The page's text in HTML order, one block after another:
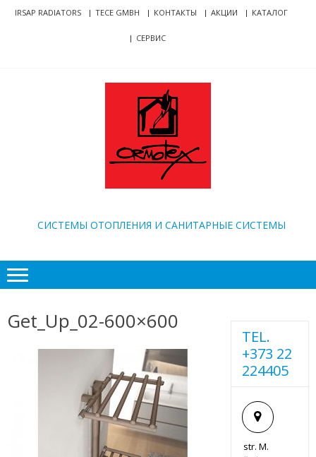
Skip
SkipIRSAP RADIATORS TECE GMBH КОНТАКТЫ АКЦИИ КАТАЛОГ
СЕРВИС
CИСТЕМЫ ОТОПЛЕНИЯ И САНИТАРНЫЕ СИСТЕМЫ
Get_Up_02-600×600
TEL.
+373 22
224405
str. M.